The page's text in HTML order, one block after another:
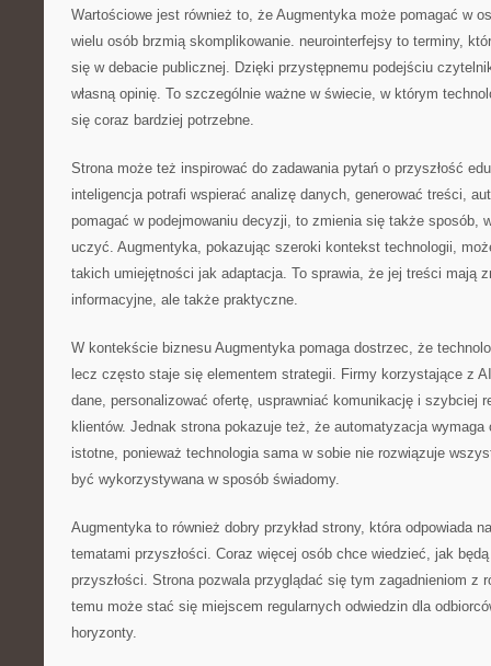
Wartościowe jest również to, że Augmentyka może pomagać w
wielu osób brzmią skomplikowanie. neurointerfejsy to terminy,
się w debacie publicznej. Dzięki przystępnemu podejściu
własną opinię. To szczególnie ważne w świecie, w którym
się coraz bardziej potrzebne.
Strona może też inspirować do zadawania pytań o przyszłość
inteligencja potrafi wspierać analizę danych, generować treści,
pomagać w podejmowaniu decyzji, to zmienia się także sposób,
uczyć. Augmentyka, pokazując szeroki kontekst technologii,
takich umiejętności jak adaptacja. To sprawia, że jej treści mają
informacyjne, ale także praktyczne.
W kontekście biznesu Augmentyka pomaga dostrzec, że
lecz często staje się elementem strategii. Firmy korzystające z
dane, personalizować ofertę, usprawniać komunikację i szybciej
klientów. Jednak strona pokazuje też, że automatyzacja wymaga
istotne, ponieważ technologia sama w sobie nie rozwiązuje
być wykorzystywana w sposób świadomy.
Augmentyka to również dobry przykład strony, która odpowiada
tematami przyszłości. Coraz więcej osób chce wiedzieć, jak
przyszłości. Strona pozwala przyglądać się tym zagadnieniom z
temu może stać się miejscem regularnych odwiedzin dla
horyzonty.